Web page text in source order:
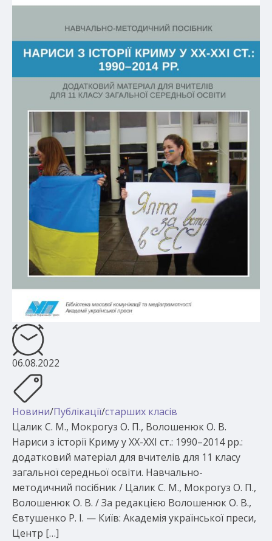
06.08.2022
Новини/Публікації/старших класів
Цалик С. М., Мокрогуз О. П., Волошенюк О. В.
Нариси з історії Криму у ХХ-ХХІ ст.: 1990–2014 рр.:
додатковий матеріал для вчителів для 11 класу
загальної середньої освіти. Навчально-
методичний посібник / Цалик С. М., Мокрогуз О. П.,
Волошенюк О. В. / За редакцією Волошенюк О. В.,
Євтушенко Р. І. — Київ: Академія української преси,
Центр […]